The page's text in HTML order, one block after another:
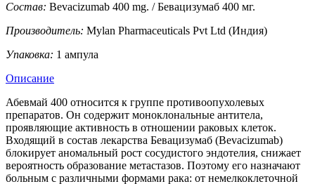
Состав: Bevacizumab 400 mg. / Бевацизумаб 400 мг.
Производитель: Mylan Pharmaceuticals Pvt Ltd (Индия)
Упаковка: 1 ампула
Описание
Абевмай 400 относится к группе противоопухолевых
препаратов. Он содержит моноклональные антитела,
проявляющие активность в отношении раковых клеток.
Входящий в состав лекарства Бевацизумаб (Bevacizumab)
блокирует аномальный рост сосудистого эндотелия, снижает
вероятность образование метастазов. Поэтому его назначают
больным с различными формами рака: от немелкоклеточной